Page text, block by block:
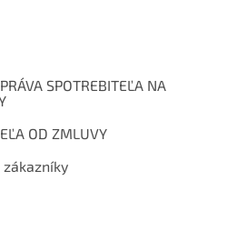
e
r
v
k
SPOTREBITEĽA NA
OD ZMLUVY